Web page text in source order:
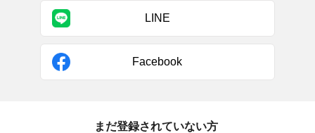
LINE
Facebook
まだ登録されていない方